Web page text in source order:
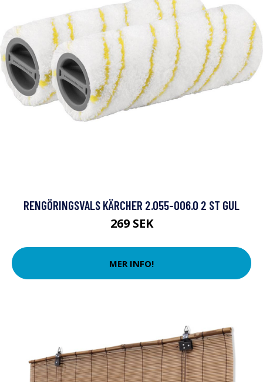
RENGÖRINGSVALS KÄRCHER 2.055-006.0 2 ST GUL
269 SEK
MER INFO!